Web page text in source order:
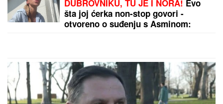
OVO JE TRAGIČNA PRIČA KOJA SE
KRIJE IZA PESME "IVANOVA
Merima Njegomir tražila